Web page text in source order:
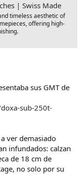
| Swiss Made
timeless aesthetic of
offering high-
sus GMT de
sub-250t-
ver demasiado
infundados: calzan
de 18 cm de
no solo por su